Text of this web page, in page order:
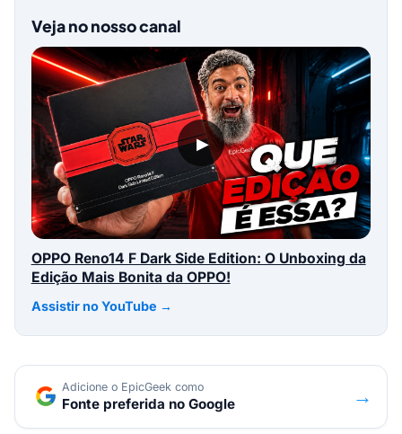
Veja no nosso canal
▶
OPPO Reno14 F Dark Side Edition: O Unboxing da
Edição Mais Bonita da OPPO!
Assistir no YouTube →
Adicione o EpicGeek como
Fonte preferida no Google →